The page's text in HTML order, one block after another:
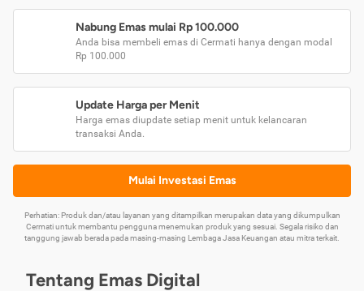
Nabung Emas mulai Rp 100.000
Anda bisa membeli emas di Cermati hanya dengan modal
Rp 100.000
Update Harga per Menit
Harga emas diupdate setiap menit untuk kelancaran
transaksi Anda.
Mulai Investasi Emas
Perhatian: Produk dan/atau layanan yang ditampilkan merupakan data yang dikumpulkan
Cermati untuk membantu pengguna menemukan produk yang sesuai. Segala risiko dan
tanggung jawab berada pada masing-masing Lembaga Jasa Keuangan atau mitra terkait.
Tentang Emas Digital